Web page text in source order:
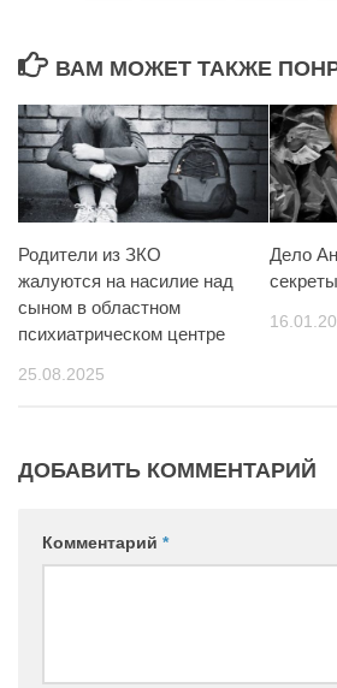
ВАМ МОЖЕТ ТАКЖЕ
Родители из ЗКО
жалуются на насилие над
сыном в областном
психиатрическом центре
25.08.2025
Дело
ДОБАВИТЬ КОММЕНТАРИЙ
Комментарий *